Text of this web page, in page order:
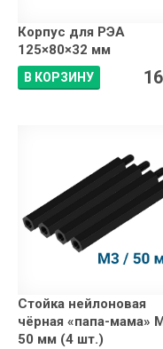
Корпус для РЭА
125×80×32 мм
В КОРЗИНУ
Стойка нейлоновая
чёрная «папа-мама»
50 мм (4 шт.)